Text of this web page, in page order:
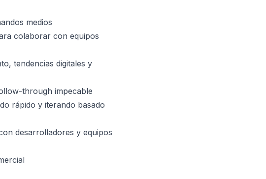
medios
colaborar con equipos
tendencias digitales y
through impecable
rápido y iterando basado
desarrolladores y equipos